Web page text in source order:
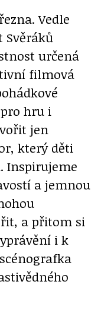
Vedle
Svěráků
určená
filmová
hru i
jen
který děti
Inspirujeme
a jemnou
a přitom si
i k